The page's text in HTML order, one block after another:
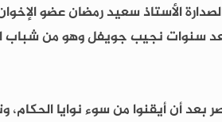
الأستاذ سعيد رمضان عضو
بعد سنوات نجيب جويفل وهو من شباب
بعد أن أيقنوا من سوء نوايا